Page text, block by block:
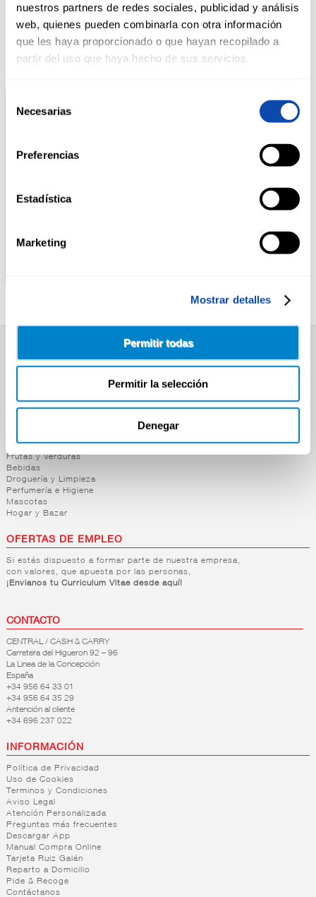
nuestros partners de redes sociales, publicidad y análisis
web, quienes pueden combinarla con otra información
que les haya proporcionado o que hayan recopilado a
partir del uso que haya hecho de sus servicios.
Necesarias
Preferencias
Estadística
Marketing
Mostrar detalles
Permitir todas
Permitir la selección
Denegar
PERFUMERÍA
E HIGIENE
MASCOTAS
BAZAR
Productos relacionados
ANTAÑO
SUPERMERCADO
Lácteos
Congelados
Quesos al Corte
Frutas y Verduras
Bebidas
Droguería y Limpieza
Perfumería e Higiene
Mascotas
Hogar y Bazar
OFERTAS DE EMPLEO
Si estás dispuesto a formar parte de nuestra empresa,
con valores, que apuesta por las personas,
¡Envianos tu Curriculum Vitae desde aquí!
CONTACTO
CENTRAL / CASH & CARRY
Carretera del Higueron 92 – 96
La Linea de la Concepción
España
+34 956 64 33 01
+34 956 64 35 29
Antención al cliente
+34 696 237 022
INFORMACIÓN
Política de Privacidad
Uso de Cookies
Terminos y Condiciones
Aviso Legal
Atención Personalizada
Preguntas más frecuentes
Descargar App
Manual Compra Online
Tarjeta Ruiz Galán
Reparto a Domicilio
Pide & Recoge
Contáctanos